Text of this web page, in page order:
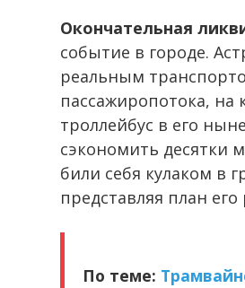
Окончательная
событие в городе.
реальным
пассажиропотока,
троллейбус в его
сэкономить десятки
били себя кулаком в
представляя план
По теме: